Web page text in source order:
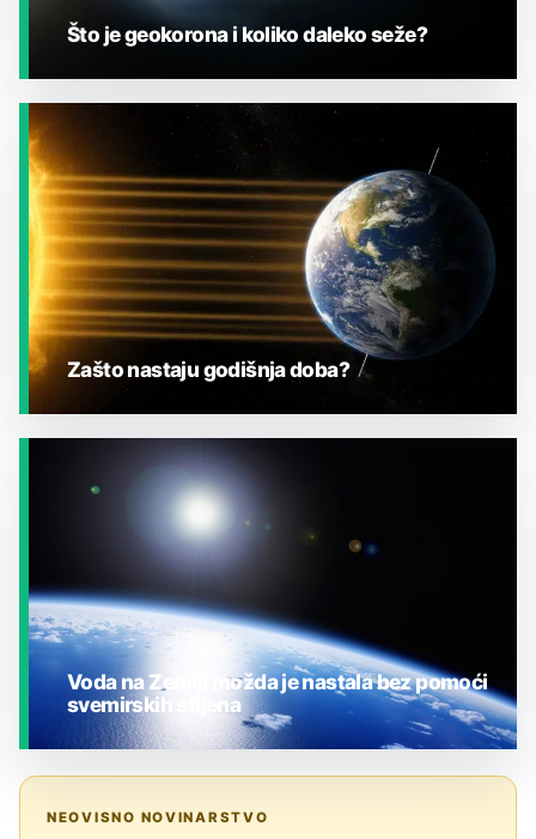
JESTE LI ZNALI?
Što je geokorona i koliko daleko seže?
JESTE LI ZNALI?
Zašto nastaju godišnja doba?
Voda na Zemlji možda je nastala bez pomoći
svemirskih stijena
NEOVISNO NOVINARSTVO